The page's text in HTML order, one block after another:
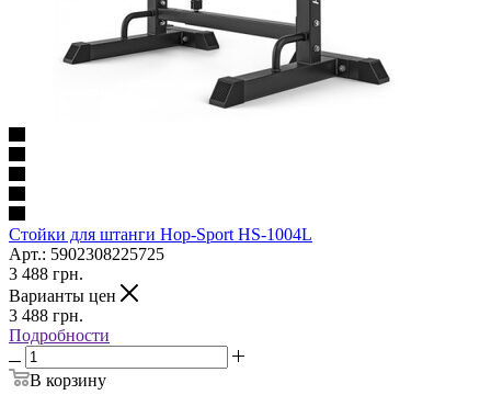
Cтойки для штанги Hop-Sport HS-1004L
Арт.: 5902308225725
3 488 грн.
Варианты цен
3 488 грн.
Подробности
В корзину